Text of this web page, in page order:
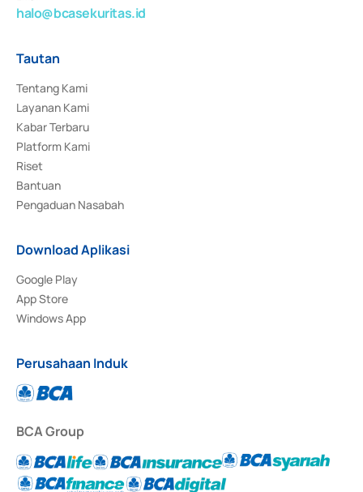
halo@bcasekuritas.id
Tautan
Tentang Kami
Layanan Kami
Kabar Terbaru
Platform Kami
Riset
Bantuan
Pengaduan Nasabah
Download Aplikasi
Google Play
App Store
Windows App
Perusahaan Induk
BCA Group